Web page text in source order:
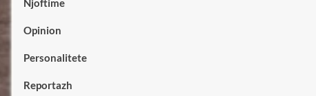
Njoftime
Opinion
Personalitete
Reportazh